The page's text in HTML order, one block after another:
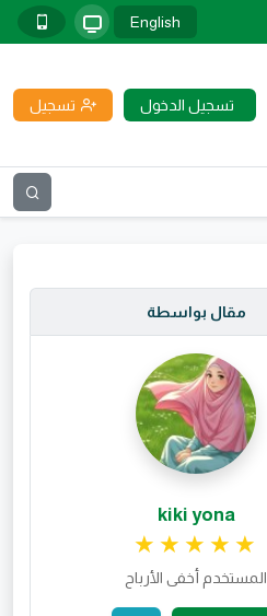
English
تسجيل الدخول تسجيل
مقال بواسطة
kiki yona
تقييم 4.99 من 5.
المستخدم أخفى الأرباح